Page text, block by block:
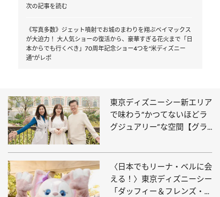
次の記事を読む
《写真多数》ジェット噴射でお城のまわりを翔ぶベイマックス
が大迫力！ 大人気ショーの復活から、豪華すぎる花火まで「日
本からでも行くべき」70周年記念ショー4つを“米ディズニー
通”がレポ
東京ディズニーシー新エリア
で味わう“かつてないほどラ
グジュアリー”な空間【グラ
円！】
〈日本でもリーナ・ベルに会
える！〉東京ディズニーシー
「ダッフィー＆フレンズ・ワ